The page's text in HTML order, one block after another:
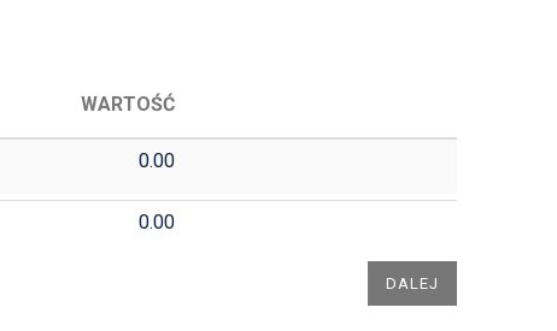
WARTOŚĆ
0.00
0.00